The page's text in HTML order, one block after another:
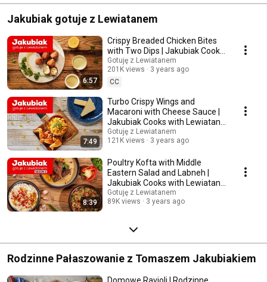
Jakubiak gotuje z Lewiatanem
6:57
Crispy Breaded Chicken Bites
with Two Dips | Jakubiak Cooks
with Lewiatan Ep. 4
Gotuję z Lewiatanem
201K views
3 years ago
CC
7:49
Turbo Crispy Wings and
Macaroni with Cheese Sauce |
Jakubiak Cooks with Lewiatan
Ep. 14
Gotuję z Lewiatanem
121K views
3 years ago
8:39
Poultry Kofta with Middle
Eastern Salad and Labneh |
Jakubiak Cooks with Lewiatan
Ep. 10
Gotuję z Lewiatanem
89K views
3 years ago
Rodzinne Pałaszowanie z Tomaszem Jakubiakiem
Domowe Ravioli | Rodzinne